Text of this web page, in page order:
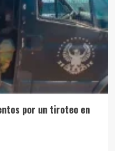
por un tiroteo en